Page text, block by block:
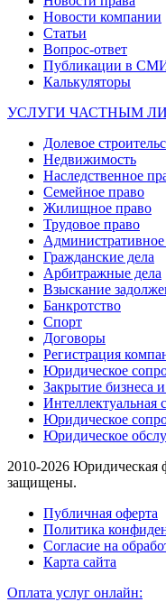
Новости компании
Статьи
Вопрос-ответ
Публикации в
Калькуляторы
УСЛУГИ ЧАСТНЫМ
Долевое
Недвижимость
Наследственное
Семейное право
Жилищное право
Трудовое право
Гражданские дела
Арбитражные дела
Взыскание
Банкротство
Спорт
Договоры
Регистрация
Юридическое
Закрытие бизнеса
Интеллектуальная
Юридическое
Юридическое
2010-2026 Юридическая
защищены.
Публичная оферта
Политика
Согласие на
Карта сайта
Оплата услуг онлайн: